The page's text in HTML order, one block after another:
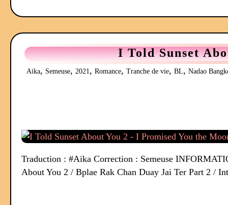
I Told Sunset
Aika, Semeuse, 2021, Romance, Tranche de vie, BL, Nadao
Traduction : #Aika Correction : Semeuse
About You 2 / Bplae Rak Chan Duay Jai Ter Part 2 /